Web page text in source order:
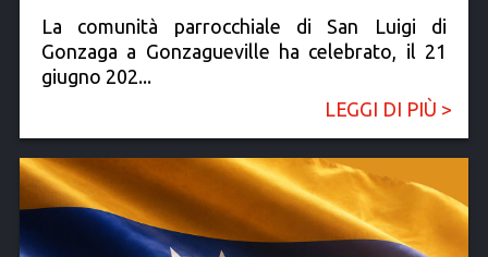
La comunità parrocchiale di San Luigi di
Gonzaga a Gonzagueville ha celebrato, il 21
giugno 202...
LEGGI DI PIÙ >